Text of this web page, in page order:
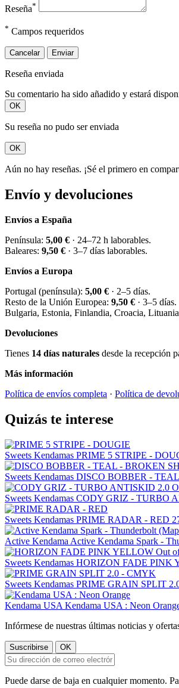
Reseña*
* Campos requeridos
Cancelar Enviar
Reseña enviada
Su comentario ha sido añadido y estará
OK
Su reseña no pudo ser enviada
OK
Aún no hay reseñas. ¡Sé el primero en
Envío y devoluciones
Envíos a España
Península: 5,00 € · 24–72 h laborables.
Baleares: 9,50 € · 3–7 días laborables.
Envíos a Europa
Portugal (península): 5,00 € · 2–5 días.
Resto de la Unión Europea: 9,50 € · 3–5 días.
Bulgaria, Estonia, Finlandia, Croacia,
Devoluciones
Tienes 14 días naturales desde la recepción
Más información
Política de envíos completa · Política de
Quizás te interese
Sweets Kendamas PRIME 5 STRIPE -
Sweets Kendamas DISCO BOBBER -
Sweets Kendamas CODY GRIZ - TURBO
Sweets Kendamas PRIME RADAR - RED
Active Kendama Active Kendama Spark -
Out
Sweets Kendamas HORIZON FADE PINK
Sweets Kendamas PRIME GRAIN SPLIT
Kendama USA Kendama USA : Neon
Infórmese de nuestras últimas noticias y
Puede darse de baja en cualquier momento.